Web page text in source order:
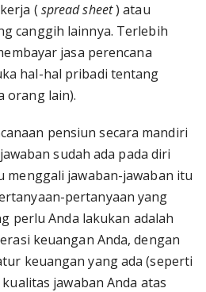
( spread sheet) atau
canggih lainnya. Terlebih
jasa perencana
hal-hal pribadi tentang
orang lain).
pensiun secara mandiri
sudah ada pada diri
menggali jawaban-jawaban itu
pertanyaan yang
perlu Anda lakukan adalah
keuangan Anda, dengan
keuangan yang ada (seperti
jawaban Anda atas